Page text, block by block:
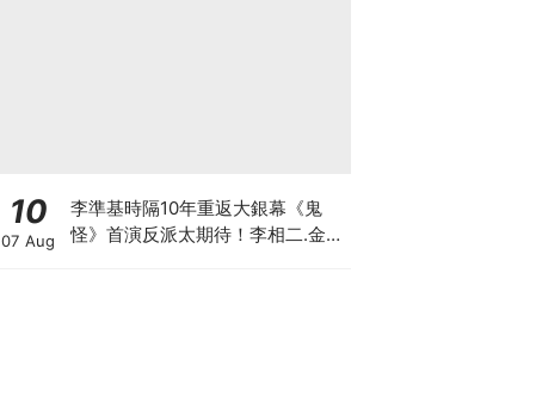
10
07 Aug
李準基時隔10年重返大銀幕《鬼
怪》首演反派太期待！李相二.金度